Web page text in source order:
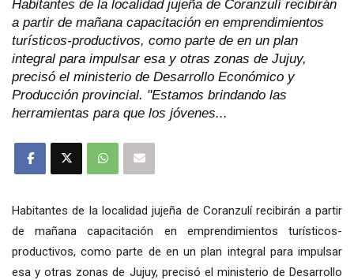
Habitantes de la localidad jujeña de Coranzulí recibirán
a partir de mañana capacitación en emprendimientos
turísticos-productivos, como parte de en un plan
integral para impulsar esa y otras zonas de Jujuy,
precisó el ministerio de Desarrollo Económico y
Producción provincial. "Estamos brindando las
herramientas para que los jóvenes...
Habitantes de la localidad jujeña de Coranzulí recibirán a partir
de mañana capacitación en emprendimientos turísticos-
productivos, como parte de en un plan integral para impulsar
esa y otras zonas de Jujuy, precisó el ministerio de Desarrollo